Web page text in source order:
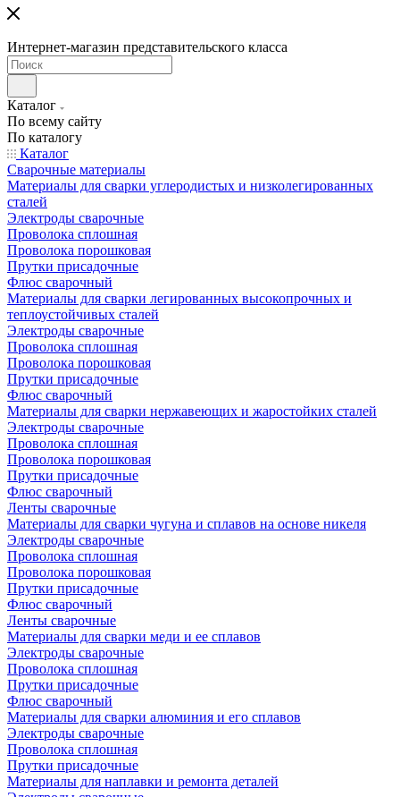
Интернет-магазин представительского класса
Каталог
По всему сайту
По каталогу
Каталог
Сварочные материалы
Материалы для сварки углеродистых и низколегированных
сталей
Электроды сварочные
Проволока сплошная
Проволока порошковая
Прутки присадочные
Флюс сварочный
Материалы для сварки легированных высокопрочных и
теплоустойчивых сталей
Электроды сварочные
Проволока сплошная
Проволока порошковая
Прутки присадочные
Флюс сварочный
Материалы для сварки нержавеющих и жаростойких сталей
Электроды сварочные
Проволока сплошная
Проволока порошковая
Прутки присадочные
Флюс сварочный
Ленты сварочные
Материалы для сварки чугуна и сплавов на основе никеля
Электроды сварочные
Проволока сплошная
Проволока порошковая
Прутки присадочные
Флюс сварочный
Ленты сварочные
Материалы для сварки меди и ее сплавов
Электроды сварочные
Проволока сплошная
Прутки присадочные
Флюс сварочный
Материалы для сварки алюминия и его сплавов
Электроды сварочные
Проволока сплошная
Прутки присадочные
Материалы для наплавки и ремонта деталей